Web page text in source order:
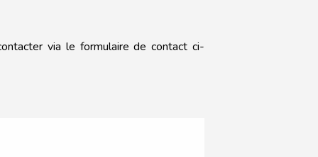
via le formulaire de contact ci-